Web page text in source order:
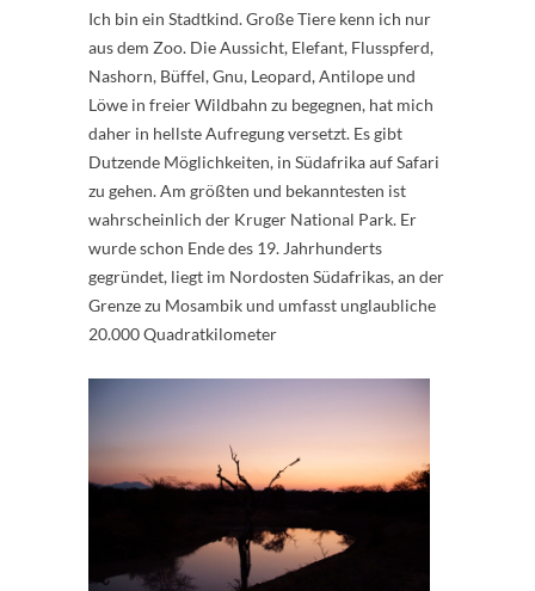
Ich bin ein Stadtkind. Große Tiere kenn ich nur
aus dem Zoo. Die Aussicht, Elefant, Flusspferd,
Nashorn, Büffel, Gnu, Leopard, Antilope und
Löwe in freier Wildbahn zu begegnen, hat mich
daher in hellste Aufregung versetzt. Es gibt
Dutzende Möglichkeiten, in Südafrika auf Safari
zu gehen. Am größten und bekanntesten ist
wahrscheinlich der Kruger National Park. Er
wurde schon Ende des 19. Jahrhunderts
gegründet, liegt im Nordosten Südafrikas, an der
Grenze zu Mosambik und umfasst unglaubliche
20.000 Quadratkilometer